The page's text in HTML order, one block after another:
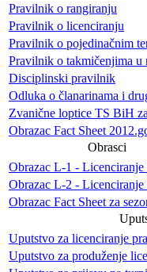
Pravilnik o rangiranju
Pravilnik o licenciranju
Pravilnik o pojedinačnim
Pravilnik o takmičenjima u
Disciplinski pravilnik
Odluka o članarinama i
Zvanične loptice TS BiH
Obrazac Fact Sheet
Obrasci
Obrazac L-1 - Licenciranje
Obrazac L-2 -
Obrazac Fact Sheet za
Uputstvo za licenciranje
Uputstvo za produženje